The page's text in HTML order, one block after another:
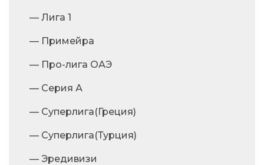
— Лига 1
— Примейра
— Про-лига ОАЭ
— Серия А
— Суперлига(Греция)
— Суперлига(Турция)
— Эредивизи